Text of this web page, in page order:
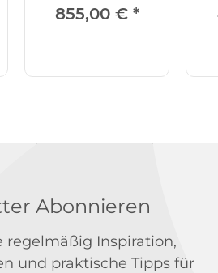
855,00 € *
Abonnieren
regelmäßig Inspiration,
und praktische Tipps für